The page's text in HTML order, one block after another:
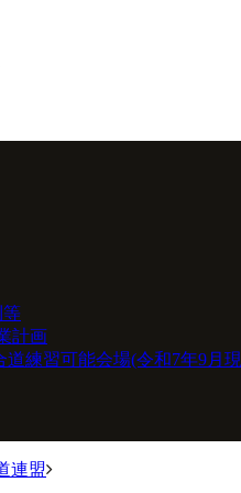
等
計画
道練習可能会場(令和7年9月
連盟